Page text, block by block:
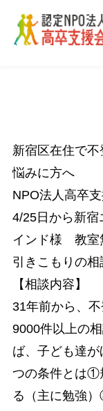
新宿区在住で
悩みに方へ
NPO法人高卒
4/25日から新宿
インド様 教室
引きこもりの相
【相談内容】
31年前から、
9000件以上の
ば、子ども達
つの条件とは①
る（主に勉強